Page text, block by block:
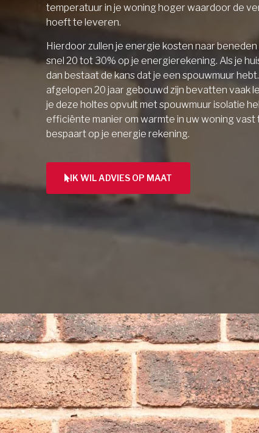
temperatuur in je woning hoger waardoor de
hoeft te leveren.
Hierdoor zullen je energie kosten naar beneden
snel 20 tot 30% op je energierekening. Als je
dan bestaat de kans dat je een spouwmuur
afgelopen 20 jaar gebouwd zijn bevatten vaak
je deze holtes opvult met spouwmuur isolatie
efficiënte manier om warmte in uw woning
bespaart op je energie rekening.
IK WIL ADVIES OP MAAT